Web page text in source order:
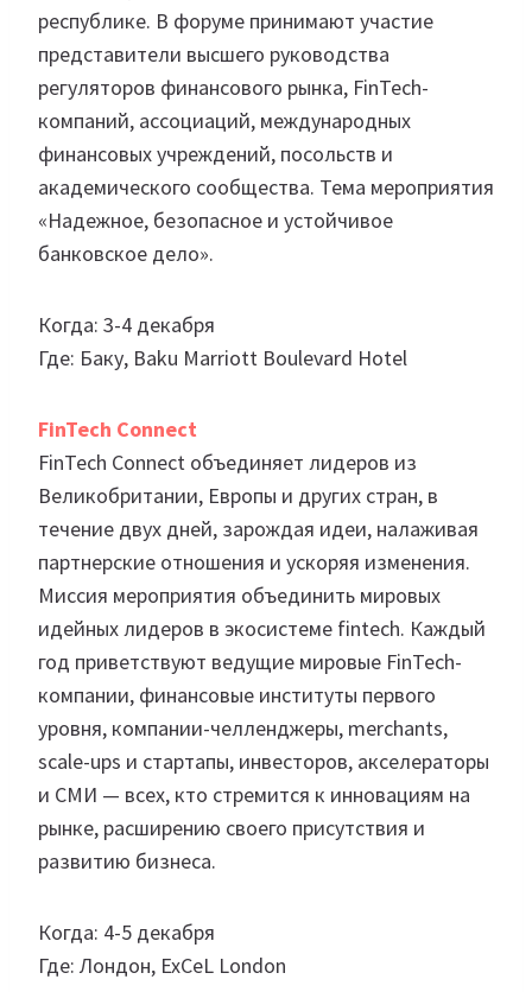
республике. В форуме принимают участие
представители высшего руководства
регуляторов финансового рынка, FinTech-
компаний, ассоциаций, международных
финансовых учреждений, посольств и
академического сообщества. Тема мероприятия
«Надежное, безопасное и устойчивое
банковское дело».
Когда: 3-4 декабря
Где: Баку, Baku Marriott Boulevard Hotel
FinTech Connect
FinTech Connect объединяет лидеров из
Великобритании, Европы и других стран, в
течение двух дней, зарождая идеи, налаживая
партнерские отношения и ускоряя изменения.
Миссия мероприятия объединить мировых
идейных лидеров в экосистеме fintech. Каждый
год приветствуют ведущие мировые FinTech-
компании, финансовые институты первого
уровня, компании-челленджеры, merchants,
scale-ups и стартапы, инвесторов, акселераторы
и СМИ — всех, кто стремится к инновациям на
рынке, расширению своего присутствия и
развитию бизнеса.
Когда: 4-5 декабря
Где: Лондон, ExCeL London